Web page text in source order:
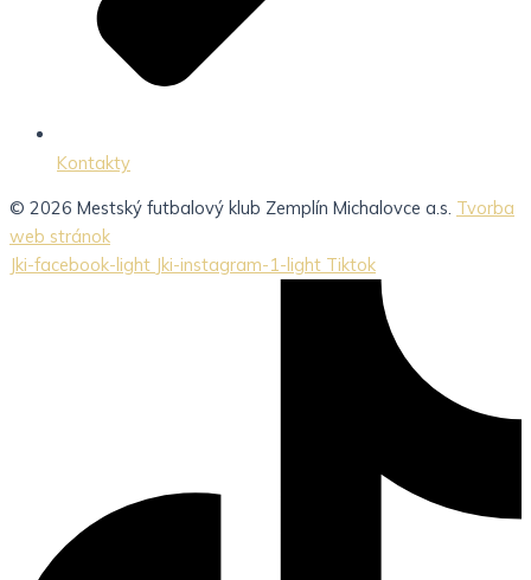
Kontakty
© 2026 Mestský futbalový klub Zemplín Michalovce a.s. Tvorba
web stránok
Jki-facebook-light Jki-instagram-1-light Tiktok